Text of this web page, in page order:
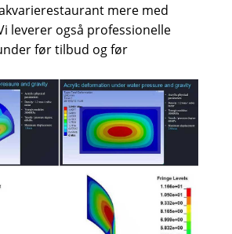
mere med
leverer også professionelle
før tilbud og før